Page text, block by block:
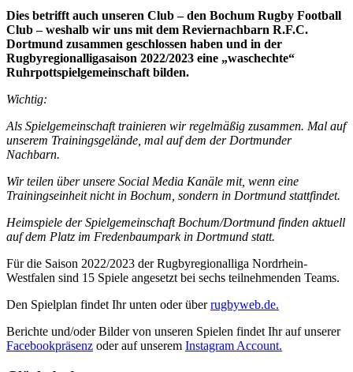
Dies betrifft auch unseren Club – den Bochum Rugby Football
Club – weshalb wir uns mit dem Reviernachbarn R.F.C.
Dortmund zusammen geschlossen haben und in der
Rugbyregionalligasaison 2022/2023 eine „waschechte“
Ruhrpottspielgemeinschaft bilden.
Wichtig:
Als Spielgemeinschaft trainieren wir regelmäßig zusammen. Mal auf
unserem Trainingsgelände, mal auf dem der Dortmunder
Nachbarn.
Wir teilen über unsere Social Media Kanäle mit, wenn eine
Trainingseinheit nicht in Bochum, sondern in Dortmund stattfindet.
Heimspiele der Spielgemeinschaft Bochum/Dortmund finden aktuell
auf dem Platz im Fredenbaumpark in Dortmund statt.
Für die Saison 2022/2023 der Rugbyregionalliga Nordrhein-
Westfalen sind 15 Spiele angesetzt bei sechs teilnehmenden Teams.
Den Spielplan findet Ihr unten oder überrugbyweb.de.
Berichte und/oder Bilder von unseren Spielen findet Ihr auf unserer
Facebookpräsenz oder auf unserem Instagram Account.